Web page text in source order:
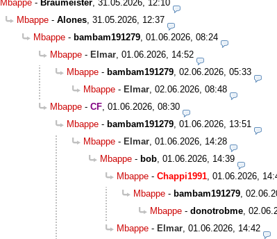
Mbappe - Braumeister 31.05.2026, 12:10
Mbappe - Alones 31.05.2026, 12:37
Mbappe - bambam191279 01.06.2026, 08:24
Mbappe - Elmar 01.06.2026, 14:52
Mbappe - bambam191279 02.06.2026, 05:33
Mbappe - Elmar 02.06.2026, 08:48
Mbappe - CF 01.06.2026, 08:30
Mbappe - bambam191279 01.06.2026, 13:51
Mbappe - Elmar 01.06.2026, 14:28
Mbappe - bob 01.06.2026, 14:39
Mbappe - Chappi1991 01.06.2026,
Mbappe - bambam191279
Mbappe - donotrobme
Mbappe - Elmar 01.06.2026, 14:42